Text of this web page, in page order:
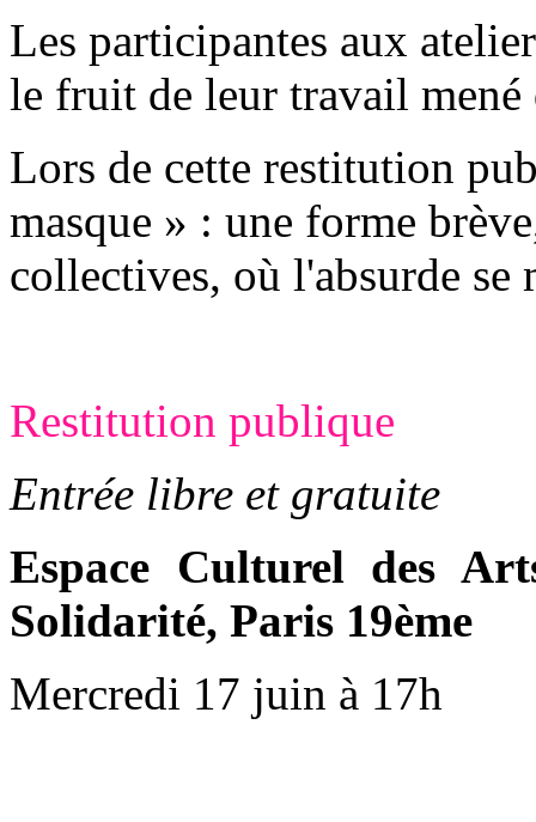
Les participantes aux
le fruit de leur travail
Lors de cette restitution
masque » : une forme
collectives, où l'absurde
Restitution publique
Entrée libre et gratuite
Espace Culturel des
Solidarité, Paris 19ème
Mercredi 17 juin à 17h